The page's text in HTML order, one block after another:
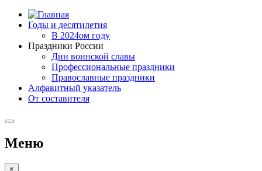
Годы и десятилетия
В 2024ом году
Праздники России
Дни воинской славы
Профессиональные праздники
Православные праздники
Алфавитный указатель
От составителя
Меню
×